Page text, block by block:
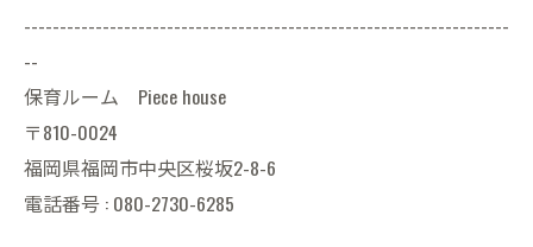
--------------------------------------------------------------------
--
保育ルーム Piece house
〒810-0024
福岡県福岡市中央区桜坂2-8-6
電話番号 : 080-2730-6285